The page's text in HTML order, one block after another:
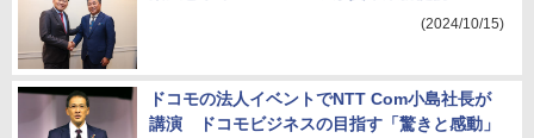
(2024/10/15)
ドコモの法人イベントでNTT Com小島社長が
講演 ドコモビジネスの目指す「驚きと感動」